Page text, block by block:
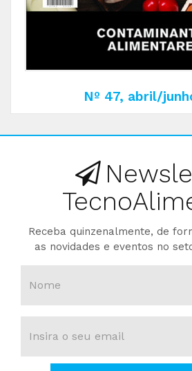
Nº 47, abril/
Receba quinzenalmente, de
as novidades e eventos no